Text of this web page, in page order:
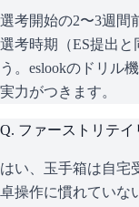
選考開始の2〜3週間
選考時期（ES提出
う。eslookのドリル
実力がつきます。
Q. ファーストリテイ
はい、玉手箱は自宅
卓操作に慣れていな